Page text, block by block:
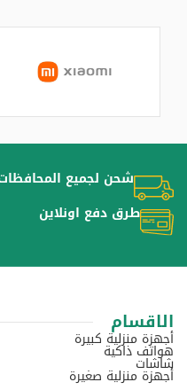
شحن لجميع
طرق دفع اونلاين
الاقسام
أجهزة منزلية كبيرة
هواتف ذاكية
شاشات
أجهزة منزلية صغيرة